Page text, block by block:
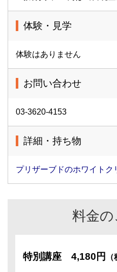
体験・見学
体験はありません
お問い合わせ
03-3620-4153
詳細・持ち物
プリザーブドのホワイトク
料金
特別講座 4,180円